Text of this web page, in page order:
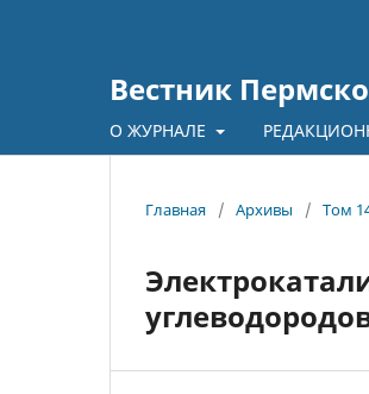
Вестник
О ЖУРНАЛЕ
Главная / Архивы / Том